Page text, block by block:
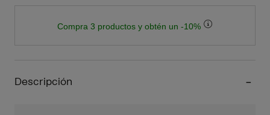
Compra 3 productos y obtén un -10%
Descripción